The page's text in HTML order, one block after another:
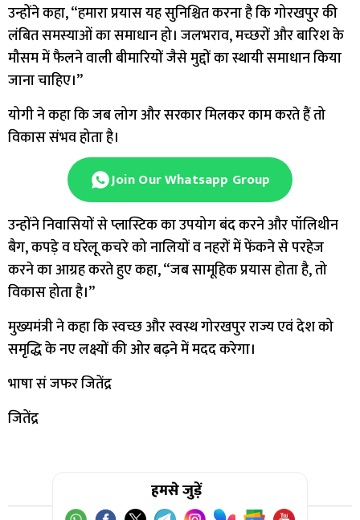
उन्होंने कहा, “हमारा प्रयास यह सुनिश्चित करना है कि गोरखपुर की
लंबित समस्याओं का समाधान हो। जलभराव, मच्छरों और बारिश के
मौसम में फैलने वाली बीमारियों जैसे मुद्दों का स्थायी समाधान किया
जाना चाहिए।”
योगी ने कहा कि जब लोग और सरकार मिलकर काम करते हैं तो
विकास संभव होता है।
Join Our Whatsapp Group
उन्होंने निवासियों से प्लास्टिक का उपयोग बंद करने और पॉलिथीन
बैग, कपड़े व घरेलू कचरे को नालियों व नहरों में फेंकने से परहेज
करने का आग्रह करते हुए कहा, “जब सामूहिक प्रयास होता है, तो
विकास होता है।”
मुख्यमंत्री ने कहा कि स्वच्छ और स्वस्थ गोरखपुर राज्य एवं देश को
समृद्धि के नए लक्ष्यों की ओर बढ़ने में मदद करेगा।
भाषा सं जफर जितेंद्र
जितेंद्र
हमसे जुड़ें